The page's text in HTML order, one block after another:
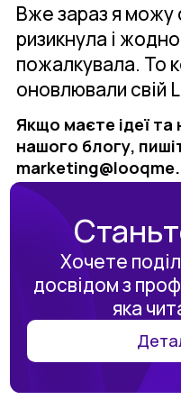
Вже зараз я можу
ризикнула і
пожалкувала. То
оновлювали свій
Якщо маєте ідеї
нашого блогу,
Хочете
досвідом з
яка